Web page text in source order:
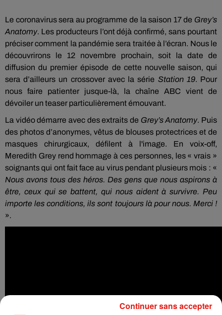
Le coronavirus sera au programme de la saison 17 de Grey’s
Anatomy. Les producteurs l’ont déjà confirmé, sans pourtant
préciser comment la pandémie sera traitée à l’écran. Nous le
découvrirons le 12 novembre prochain, soit la date de
diffusion du premier épisode de cette nouvelle saison, qui
sera d’ailleurs un crossover avec la série Station 19. Pour
nous faire patienter jusque-là, la chaîne ABC vient de
dévoiler un teaser particulièrement émouvant.
La vidéo démarre avec des extraits de Grey’s Anatomy. Puis
des photos d’anonymes, vêtus de blouses protectrices et de
masques chirurgicaux, défilent à l'image. En voix-off,
Meredith Grey rend hommage à ces personnes, les « vrais »
soignants qui ont fait face au virus pendant plusieurs mois : «
Nous avons tous des héros. Des gens que nous aspirons à
être, ceux qui se battent, qui nous aident à survivre. Peu
importe les conditions, ils sont toujours là pour nous. Merci !
».
Continuer sans accepter